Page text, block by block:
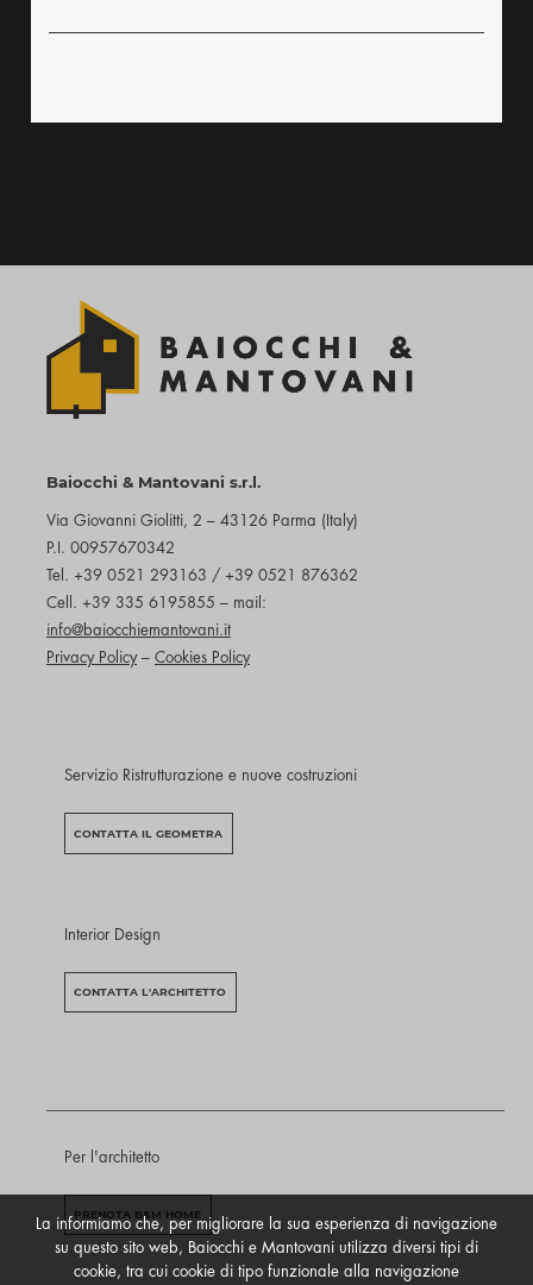
Baiocchi & Mantovani s.r.l.
Via Giovanni Giolitti, 2 – 43126 Parma (Italy)
P.I. 00957670342
Tel. +39 0521 293163 / +39 0521 876362
Cell. +39 335 6195855 – mail:
info@baiocchiemantovani.it
Privacy Policy– Cookies Policy
Servizio Ristrutturazione e nuove costruzioni
CONTATTA IL GEOMETRA
Interior Design
CONTATTA L'ARCHITETTO
Per l'architetto
PRENOTA B&M HOME
La informiamo che, per migliorare la sua esperienza di navigazione
su questo sito web, Baiocchi e Mantovani utilizza diversi tipi di
cookie, tra cui cookie di tipo funzionale alla navigazione